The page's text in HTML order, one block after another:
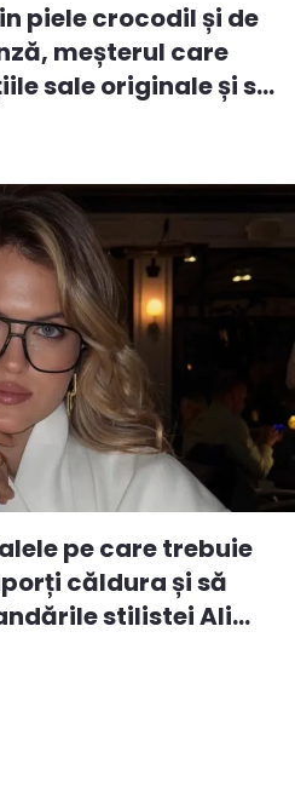
piele crocodil și de
meșterul care
sale originale și s...
pe care trebuie
căldura și să
stilistei Ali...